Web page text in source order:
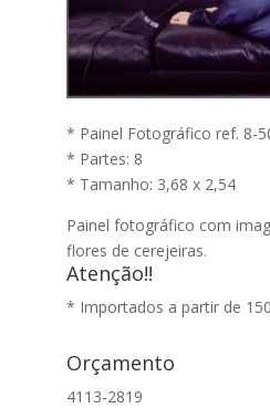
* Painel Fotográfico ref. 8-
* Partes: 8
* Tamanho: 3,68 x 2,54
Painel fotográfico com
flores de cerejeiras.
Atenção!!
* Importados a partir de
Orçamento
4113-2819